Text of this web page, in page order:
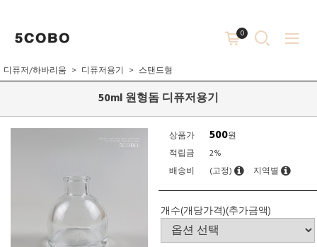
0
디퓨저/하바리움 디퓨저용기 스탠드형
50ml 원형돔 디퓨저용기
상품가 500원
적립금
2%
배송비
(고정) 지역별
개수(개당가격)(추가금액)